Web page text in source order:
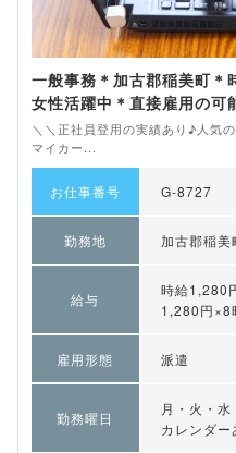
一般事務＊加古郡稲美町＊
女性活躍中＊直接雇用の可
＼＼正社員登用の実績あり♪人気
マイカー...
お仕事番号 G-8727
勤務地 加古郡稲美
給与
時給1,280
1,280円×8
雇用形態 派遣
勤務曜日
月・火・
カレンダー